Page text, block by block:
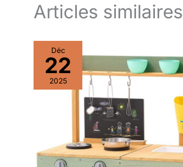
Articles similaires
Déc
22
2025